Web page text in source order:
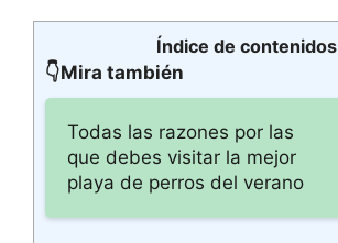
Índice de contenidos
👇Mira también
Todas las razones por las
que debes visitar la mejor
playa de perros del verano